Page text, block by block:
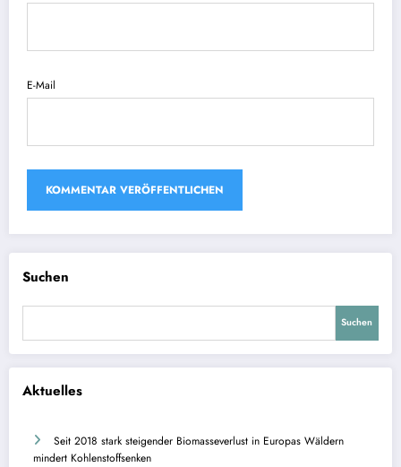
E-Mail
Suchen
Suchen
Aktuelles
Seit 2018 stark steigender Biomasseverlust in Europas Wäldern
mindert Kohlenstoffsenken